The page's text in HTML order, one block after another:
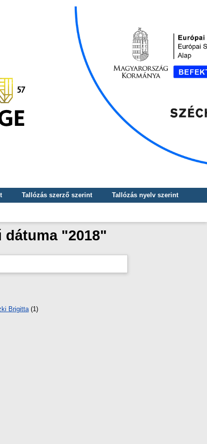
Tallózás szerző szerint
Tallózás nyelv szerint
dátuma "2018"
Brigitta(1)